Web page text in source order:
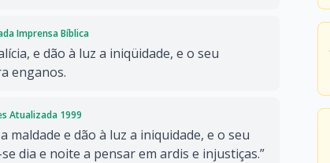
Imprensa Bíblica
e dão à luz a iniqüidade, e o seu
enganos.
Atualizada 1999
maldade e dão à luz a iniquidade, e o seu
dia e noite a pensar em ardis e injustiças.”